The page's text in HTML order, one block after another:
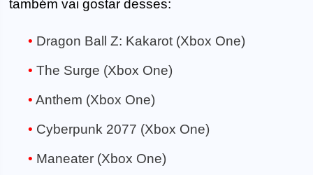
também vai gostar desses:
Dragon Ball Z: Kakarot (Xbox One)
The Surge (Xbox One)
Anthem (Xbox One)
Cyberpunk 2077 (Xbox One)
Maneater (Xbox One)